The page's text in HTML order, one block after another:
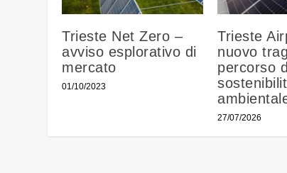
Trieste Net Zero –
avviso esplorativo di
mercato
01/10/2023
Trieste
nuovo
percorso
27/07/2026